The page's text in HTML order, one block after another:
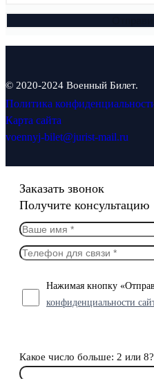
© 2020-2024 Военный Билет.
Политика
Карта сайта
voennyj-bilet@jurist-mail.ru
Заказать звонок
Получите консультацию
Нажимая кнопку
конфиденциальности
Какое число больше: 2 или 8?